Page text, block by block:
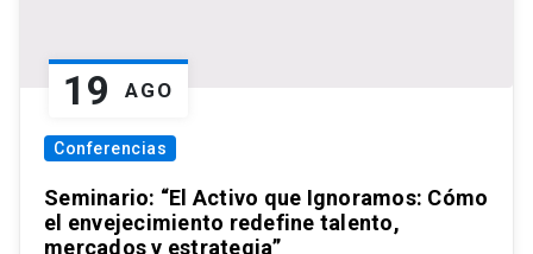
19 AGO
Conferencias
Seminario: “El Activo que Ignoramos: Cómo
el envejecimiento redefine talento,
mercados y estrategia”